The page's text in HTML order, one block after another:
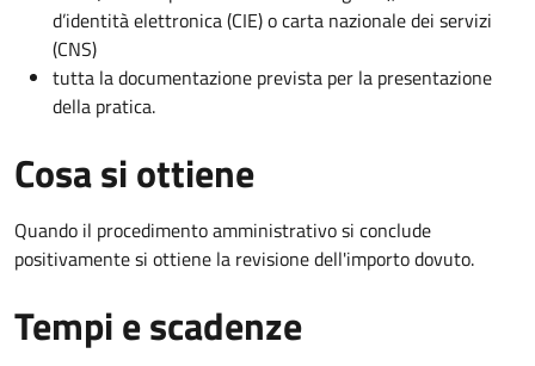
d’identità elettronica (CIE) o carta nazionale dei servizi
(CNS)
tutta la documentazione prevista per la presentazione
della pratica.
Cosa si ottiene
Quando il procedimento amministrativo si conclude
positivamente si ottiene la revisione dell'importo dovuto.
Tempi e scadenze